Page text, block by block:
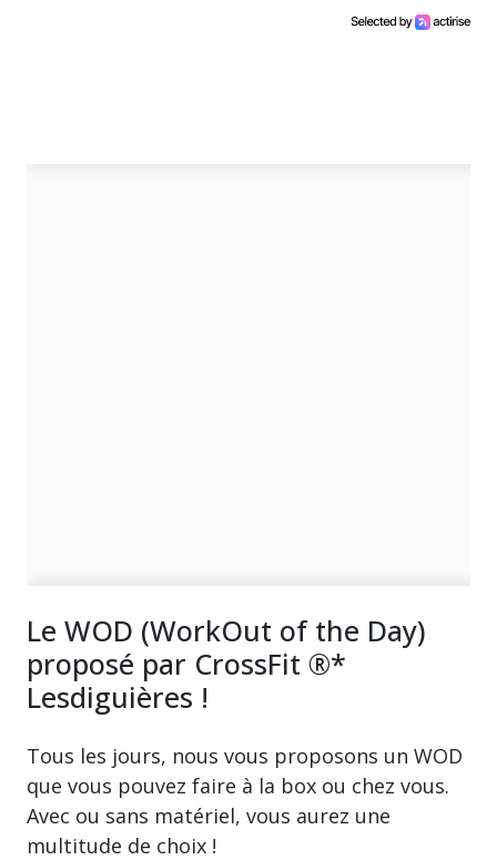
Le WOD (WorkOut of the Day)
proposé par CrossFit ®*
Lesdiguières !
Tous les jours, nous vous proposons un WOD
que vous pouvez faire à la box ou chez vous.
Avec ou sans matériel, vous aurez une
multitude de choix !